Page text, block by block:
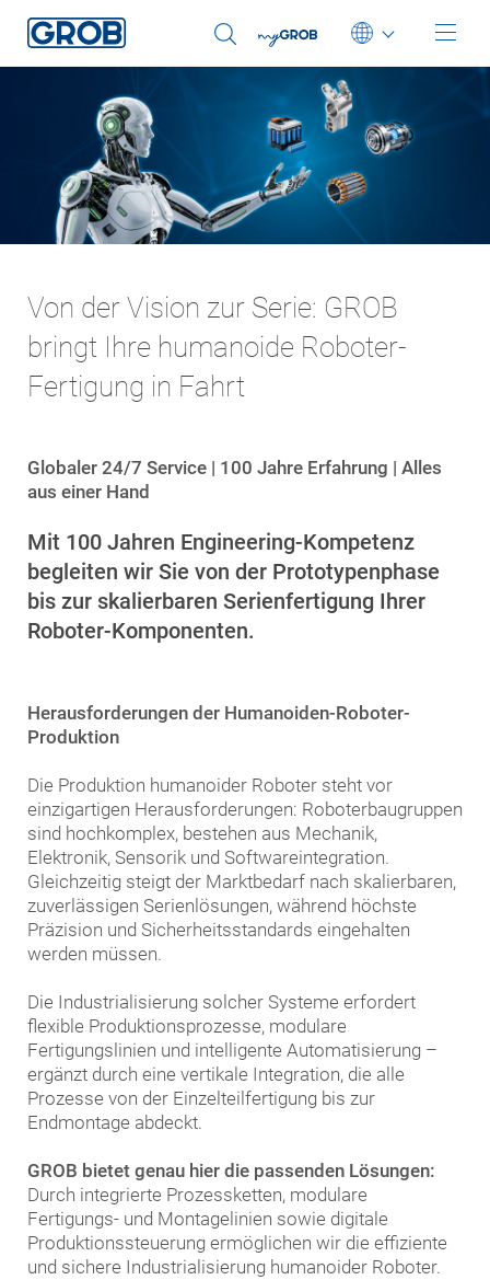
English (US)
Português
中文
Von der Vision zur Serie: GROB
bringt Ihre humanoide Roboter-
Fertigung in Fahrt
Globaler 24/7 Service | 100 Jahre Erfahrung | Alles
aus einer Hand
Mit 100 Jahren Engineering-Kompetenz
begleiten wir Sie von der Prototypenphase
bis zur skalierbaren Serienfertigung Ihrer
Roboter-Komponenten.
Herausforderungen der Humanoiden-Roboter-
Produktion
Die Produktion humanoider Roboter steht vor
einzigartigen Herausforderungen: Roboterbaugruppen
sind hochkomplex, bestehen aus Mechanik,
Elektronik, Sensorik und Softwareintegration.
Gleichzeitig steigt der Marktbedarf nach skalierbaren,
zuverlässigen Serienlösungen, während höchste
Präzision und Sicherheitsstandards eingehalten
werden müssen.
Die Industrialisierung solcher Systeme erfordert
flexible Produktionsprozesse, modulare
Fertigungslinien und intelligente Automatisierung –
ergänzt durch eine vertikale Integration, die alle
Prozesse von der Einzelteilfertigung bis zur
Endmontage abdeckt.
GROB bietet genau hier die passenden Lösungen:
Durch integrierte Prozessketten, modulare
Fertigungs- und Montagelinien sowie digitale
Produktionssteuerung ermöglichen wir die effiziente
und sichere Industrialisierung humanoider Roboter.